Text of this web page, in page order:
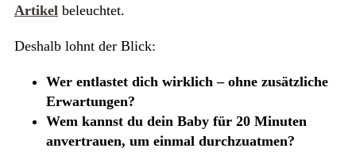
Artikelbeleuchtet.
Deshalb lohnt der Blick:
Wer entlastet dich wirklich – ohne zusätzliche
Erwartungen?
Wem kannst du dein Baby für 20 Minuten
anvertrauen, um einmal durchzuatmen?